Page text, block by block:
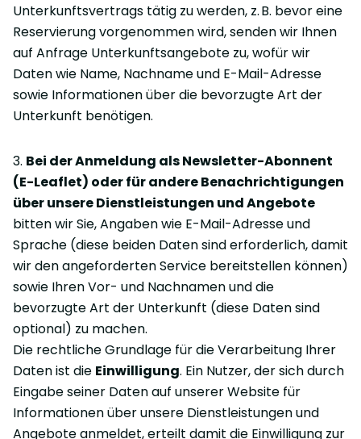
Unterkunftsvertrags tätig zu werden, z. B. bevor eine
Reservierung vorgenommen wird, senden wir Ihnen
auf Anfrage Unterkunftsangebote zu, wofür wir
Daten wie Name, Nachname und E-Mail-Adresse
sowie Informationen über die bevorzugte Art der
Unterkunft benötigen.
3. Bei der Anmeldung als Newsletter-Abonnent
(E-Leaflet) oder für andere Benachrichtigungen
über unsere Dienstleistungen und Angebote
bitten wir Sie, Angaben wie E-Mail-Adresse und
Sprache (diese beiden Daten sind erforderlich, damit
wir den angeforderten Service bereitstellen können)
sowie Ihren Vor- und Nachnamen und die
bevorzugte Art der Unterkunft (diese Daten sind
optional) zu machen.
Die rechtliche Grundlage für die Verarbeitung Ihrer
Daten ist die Einwilligung. Ein Nutzer, der sich durch
Eingabe seiner Daten auf unserer Website für
Informationen über unsere Dienstleistungen und
Angebote anmeldet, erteilt damit die Einwilligung zur